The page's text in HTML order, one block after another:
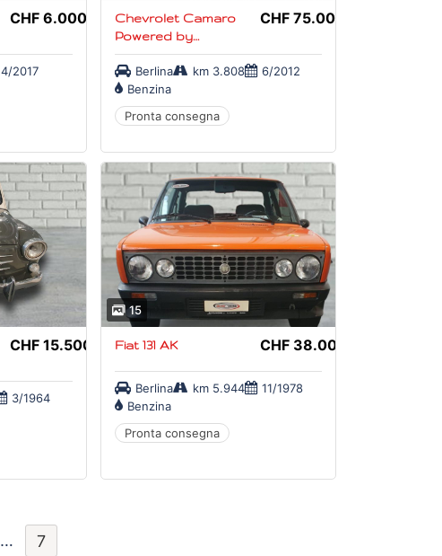
CHF 6.000,-
4/2017
Chevrolet Camaro
Powered by
Hennessey, limited
edition 38 of 50
CHF 75.000,-
Berlina km 3.808
6/2012
Benzina
Pronta consegna
CHF 15.500,-
3/1964
15
Fiat 131 AK CHF 38.000,-
Berlina km 5.944
11/1978
Benzina
Pronta consegna
… 7